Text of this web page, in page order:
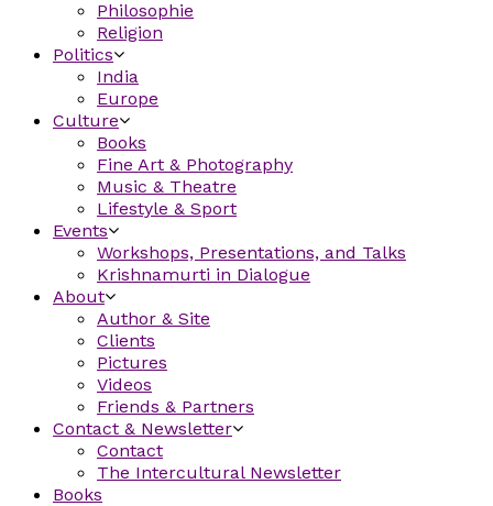
Philosophie
Religion
Politics
India
Europe
Culture
Books
Fine Art & Photography
Music & Theatre
Lifestyle & Sport
Events
Workshops, Presentations, and Talks
Krishnamurti in Dialogue
About
Author & Site
Clients
Pictures
Videos
Friends & Partners
Contact & Newsletter
Contact
The Intercultural Newsletter
Books